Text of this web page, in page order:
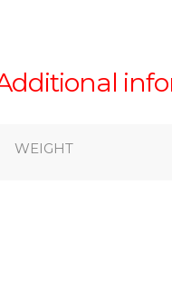
WEIGHT